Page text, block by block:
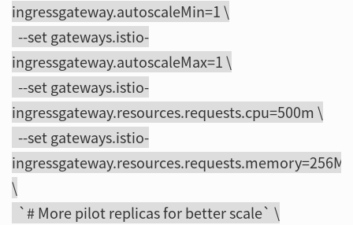
ingressgateway.autoscaleMin=1 \
--set gateways.istio-
ingressgateway.autoscaleMax=1 \
--set gateways.istio-
ingressgateway.resources.requests.cpu=500m \
--set gateways.istio-
ingressgateway.resources.requests.memory=256Mi
\
`# More pilot replicas for better scale` \